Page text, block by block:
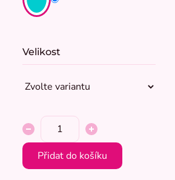
Velikost
Přidat do košíku